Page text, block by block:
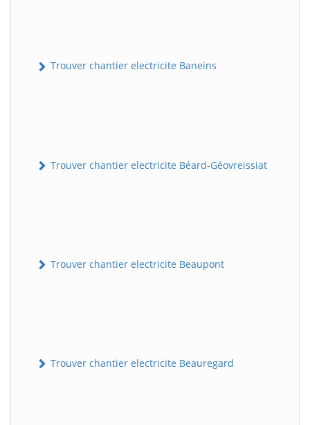
Trouver chantier electricite Baneins
Trouver chantier electricite Béard-Géovreissiat
Trouver chantier electricite Beaupont
Trouver chantier electricite Beauregard